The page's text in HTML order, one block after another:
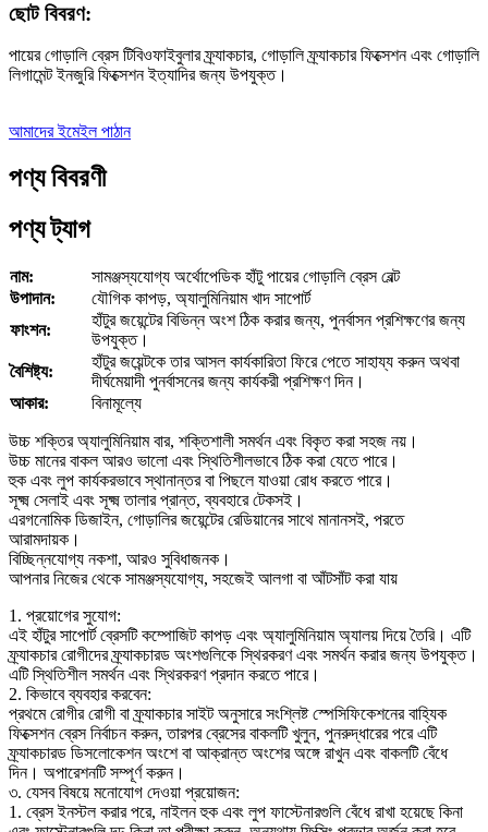
ছোট বিবরণ:
পায়ের গোড়ালি ব্রেস টিবিওফাইবুলার ফ্র্যাকচার, গোড়ালি ফ্র্যাকচার ফিক্সেশন এবং গোড়ালি
লিগামেন্ট ইনজুরি ফিক্সেশন ইত্যাদির জন্য উপযুক্ত।
আমাদের ইমেইল পাঠান
পণ্য বিবরণী
পণ্য ট্যাগ
নাম:
সামঞ্জস্যযোগ্য অর্থোপেডিক হাঁটু পায়ের গোড়ালি ব্রেস বেল্ট
উপাদান:
যৌগিক কাপড়, অ্যালুমিনিয়াম খাদ সাপোর্ট
ফাংশন:
হাঁটুর জয়েন্টের বিভিন্ন অংশ ঠিক করার জন্য, পুনর্বাসন প্রশিক্ষণের জন্য
উপযুক্ত।
বৈশিষ্ট্য:
হাঁটুর জয়েন্টকে তার আসল কার্যকারিতা ফিরে পেতে সাহায্য করুন অথবা
দীর্ঘমেয়াদী পুনর্বাসনের জন্য কার্যকরী প্রশিক্ষণ দিন।
আকার:
বিনামূল্যে
উচ্চ শক্তির অ্যালুমিনিয়াম বার, শক্তিশালী সমর্থন এবং বিকৃত করা সহজ নয়।
উচ্চ মানের বাকল আরও ভালো এবং স্থিতিশীলভাবে ঠিক করা যেতে পারে।
হুক এবং লুপ কার্যকরভাবে স্থানান্তর বা পিছলে যাওয়া রোধ করতে পারে।
সূক্ষ্ম সেলাই এবং সূক্ষ্ম তালার প্রান্ত, ব্যবহারে টেকসই।
এরগনোমিক ডিজাইন, গোড়ালির জয়েন্টের রেডিয়ানের সাথে মানানসই, পরতে
আরামদায়ক।
বিচ্ছিন্নযোগ্য নকশা, আরও সুবিধাজনক।
আপনার নিজের থেকে সামঞ্জস্যযোগ্য, সহজেই আলগা বা আঁটসাঁট করা যায়
1. প্রয়োগের সুযোগ:
এই হাঁটুর সাপোর্ট ব্রেসটি কম্পোজিট কাপড় এবং অ্যালুমিনিয়াম অ্যালয় দিয়ে তৈরি। এটি
ফ্র্যাকচার রোগীদের ফ্র্যাকচারড অংশগুলিকে স্থিরকরণ এবং সমর্থন করার জন্য উপযুক্ত।
এটি স্থিতিশীল সমর্থন এবং স্থিরকরণ প্রদান করতে পারে।
2. কিভাবে ব্যবহার করবেন:
প্রথমে রোগীর রোগী বা ফ্র্যাকচার সাইট অনুসারে সংশ্লিষ্ট স্পেসিফিকেশনের বাহ্যিক
ফিক্সেশন ব্রেস নির্বাচন করুন, তারপর ব্রেসের বাকলটি খুলুন, পুনরুদ্ধারের পরে এটি
ফ্র্যাকচারড ডিসলোকেশন অংশে বা আক্রান্ত অংশের অঙ্গে রাখুন এবং বাকলটি বেঁধে
দিন। অপারেশনটি সম্পূর্ণ করুন।
৩. যেসব বিষয়ে মনোযোগ দেওয়া প্রয়োজন:
1. ব্রেস ইনস্টল করার পরে, নাইলন হুক এবং লুপ ফাস্টেনারগুলি বেঁধে রাখা হয়েছে কিনা